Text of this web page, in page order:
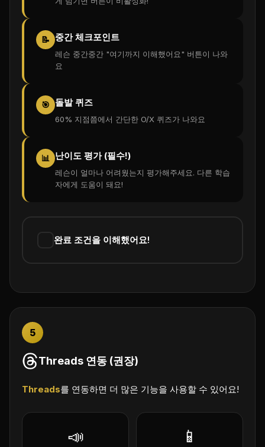
📝 중간 체크포인트
레슨 중간중간 "여기까지 이해했어요" 버튼이 나와
요
🎯 돌발 퀴즈
60% 지점쯤에서 간단한 O/X 퀴즈가 나와요
📊 난이도 평가 (필수!)
레슨이 얼마나 어려웠는지 평가해주세요. 다른 학습
자에게 도움이 돼요!
완료 조건을 이해했어요!
5
Threads 연동 (권장)
Threads를 연동하면 더 많은 기능을 사용할 수 있어요!
📣 📱